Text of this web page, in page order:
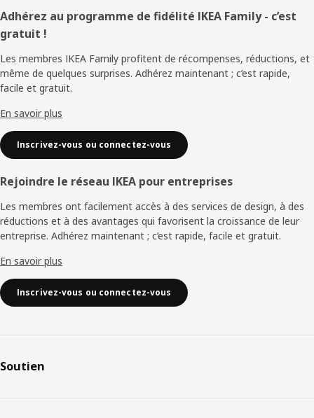
Pied
de
page
Adhérez au programme de fidélité IKEA Family - c’est
gratuit !
Les membres IKEA Family profitent de récompenses, réductions, et
même de quelques surprises. Adhérez maintenant ; c’est rapide,
facile et gratuit.
En savoir plus
Inscrivez-vous ou connectez-vous
Rejoindre le réseau IKEA pour entreprises
Les membres ont facilement accès à des services de design, à des
réductions et à des avantages qui favorisent la croissance de leur
entreprise. Adhérez maintenant ; c’est rapide, facile et gratuit.
En savoir plus
Inscrivez-vous ou connectez-vous
Soutien